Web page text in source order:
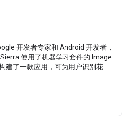
开发者专家和 Android 开发者，
使用了机器学习套件的 Image
建了一款应用，可为用户识别花